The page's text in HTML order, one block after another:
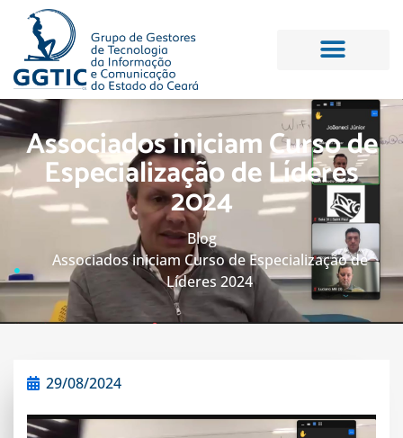
Associados iniciam Curso de
Especialização de Líderes
2024
Blog
Associados iniciam Curso de Especialização de
Líderes 2024
29/08/2024